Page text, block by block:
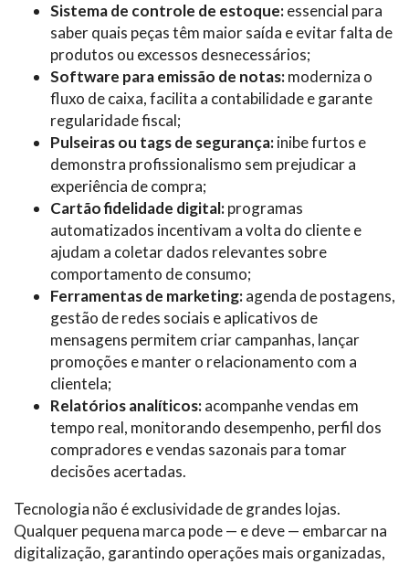
Sistema de controle de estoque:essencial para
saber quais peças têm maior saída e evitar falta de
produtos ou excessos desnecessários;
Software para emissão de notas:moderniza o
fluxo de caixa, facilita a contabilidade e garante
regularidade fiscal;
Pulseiras ou tags de segurança:inibe furtos e
demonstra profissionalismo sem prejudicar a
experiência de compra;
Cartão fidelidade digital:programas
automatizados incentivam a volta do cliente e
ajudam a coletar dados relevantes sobre
comportamento de consumo;
Ferramentas de marketing:agenda de postagens,
gestão de redes sociais e aplicativos de
mensagens permitem criar campanhas, lançar
promoções e manter o relacionamento com a
clientela;
Relatórios analíticos:acompanhe vendas em
tempo real, monitorando desempenho, perfil dos
compradores e vendas sazonais para tomar
decisões acertadas.
Tecnologia não é exclusividade de grandes lojas.
Qualquer pequena marca pode — e deve — embarcar na
digitalização, garantindo operações mais organizadas,